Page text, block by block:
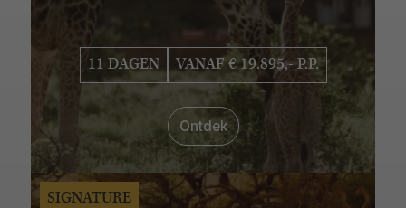
6 - 10 dagen 11 - 15 dagen
16 - 20 dagen
21 - 25 dagen
26 - 30 dagen
11 DAGEN VANAF € 19.895,- P.P.
Ontdek
SIGNATURE